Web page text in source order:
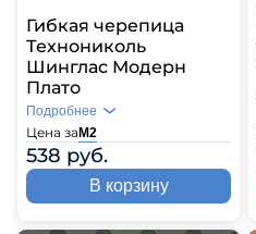
Гибкая черепица
Технониколь
Шинглас Модерн
Плато
Цена заМ2
538 руб.
Подробнее
В корзину